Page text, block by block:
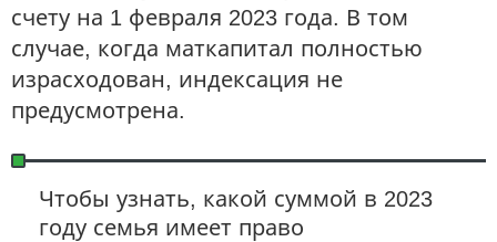
счету на 1 февраля 2023 года. В том
случае, когда маткапитал полностью
израсходован, индексация не
предусмотрена.
Чтобы узнать, какой суммой в 2023
году семья имеет право